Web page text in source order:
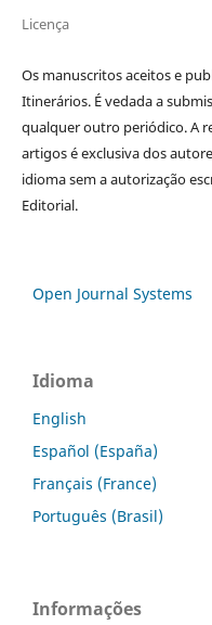
Licença
Os manuscritos aceitos e
Itinerários. É vedada a
qualquer outro periódico. A
artigos é exclusiva dos
idioma sem a autorização
Editorial.
Open Journal Systems
Idioma
English
Español (España)
Français (France)
Português (Brasil)
Informações